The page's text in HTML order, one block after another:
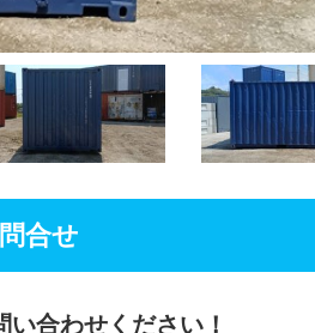
合せ
合わせください！